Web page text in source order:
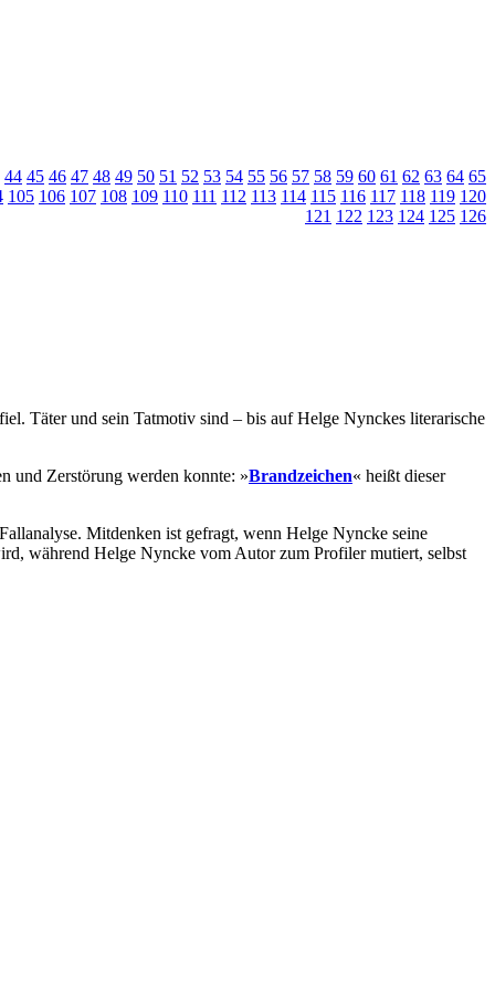
44 45 46 47 48 49 50 51 52 53 54 55 56 57 58 59 60 61 62 63 64 65
105 106 107 108 109 110 111 112 113 114 115 116 117 118 119 120
121 122 123 124 125 126
Täter und sein Tatmotiv sind – bis auf Helge Nynckes literarische
und Zerstörung werden konnte: »Brandzeichen« heißt dieser
Mitdenken ist gefragt, wenn Helge Nyncke seine
während Helge Nyncke vom Autor zum Profiler mutiert, selbst